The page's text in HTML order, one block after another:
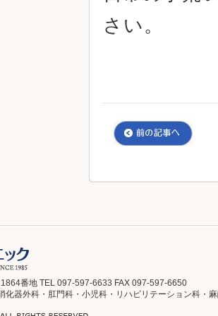
さい。
番地 TEL 097-597-6633 FAX 097-597-6650
化器外科・肛門科・小児科・リハビリテーション科・